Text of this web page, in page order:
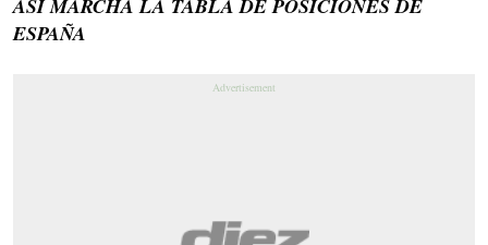
ASÍ MARCHA LA TABLA DE POSICIONES DE
ESPAÑA